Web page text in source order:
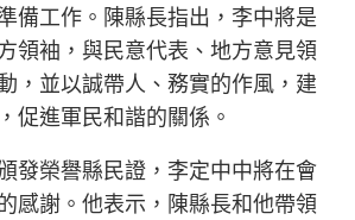
備工作。陳縣長指出，李中將是
領袖，與民意代表、地方意見領
，並以誠帶人、務實的作風，建
促進軍民和諧的關係。
發榮譽縣民證，李定中中將在會
感謝。他表示，陳縣長和他帶領